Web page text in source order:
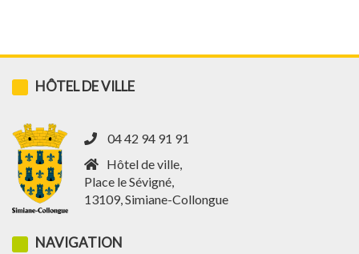
HÔTEL DE VILLE
04 42 94 91 91
Hôtel de ville,
Place le Sévigné,
13109, Simiane-Collongue
NAVIGATION